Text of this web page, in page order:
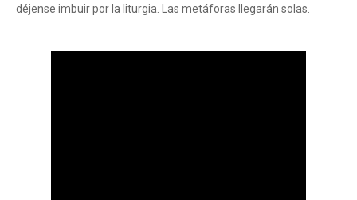
déjense imbuir por la liturgia. Las metáforas llegarán solas.